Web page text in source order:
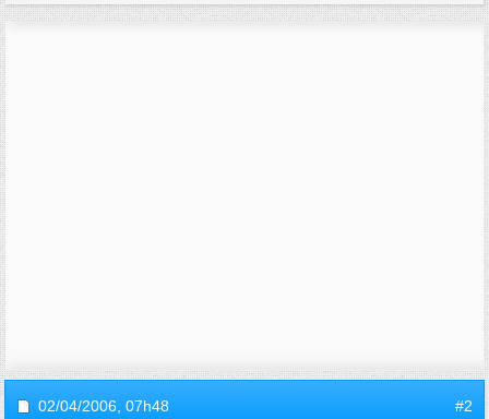
02/04/2006, 07h48 #2